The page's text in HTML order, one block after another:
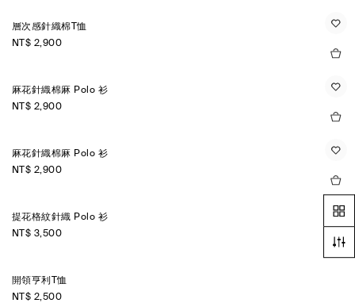
層次感針織棉T恤
NT$ 2,900
麻花針織棉麻 Polo 衫
NT$ 2,900
麻花針織棉麻 Polo 衫
NT$ 2,900
提花格紋針織 Polo 衫
NT$ 3,500
開領亨利T恤
NT$ 2,500